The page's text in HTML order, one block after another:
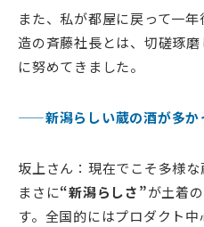
また、私が都屋に戻って一
造の斉藤社長とは、切磋琢
に努めてきました。
——新潟らしい蔵の酒が多か
坂上さん：現在でこそ多様
まさに“新潟らしさ”が土着
す。全国的にはプロダクト